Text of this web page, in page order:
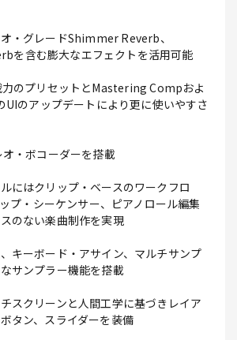
・グレードShimmer Reverb、
を含む膨大なエフェクトを活用可能
力のプリセットとMastering Compおよ
のアップデートにより更に使いやすさ
・ボコーダーを搭載
にはクリップ・ベースのワークフロ
プ・シーケンサー、ピアノロール編集
のない楽曲制作を実現
キーボード・アサイン、マルチサンプ
サンプラー機能を搭載
スクリーンと人間工学に基づきレイア
タン、スライダーを装備